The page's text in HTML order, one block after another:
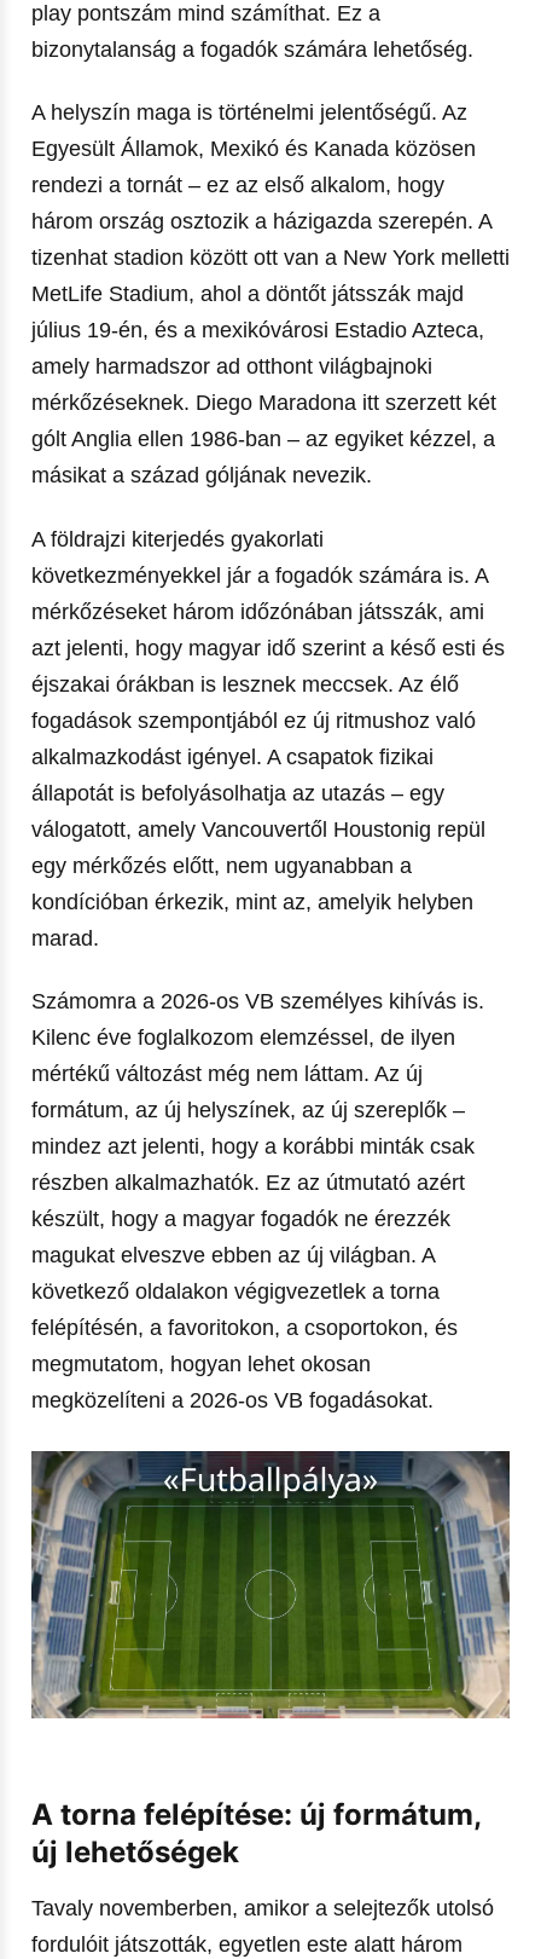
play pontszám mind számíthat. Ez a
bizonytalanság a fogadók számára lehetőség.
A helyszín maga is történelmi jelentőségű. Az
Egyesült Államok, Mexikó és Kanada közösen
rendezi a tornát – ez az első alkalom, hogy
három ország osztozik a házigazda szerepén. A
tizenhat stadion között ott van a New York melletti
MetLife Stadium, ahol a döntőt játsszák majd
július 19-én, és a mexikóvárosi Estadio Azteca,
amely harmadszor ad otthont világbajnoki
mérkőzéseknek. Diego Maradona itt szerzett két
gólt Anglia ellen 1986-ban – az egyiket kézzel, a
másikat a század góljának nevezik.
A földrajzi kiterjedés gyakorlati
következményekkel jár a fogadók számára is. A
mérkőzéseket három időzónában játsszák, ami
azt jelenti, hogy magyar idő szerint a késő esti és
éjszakai órákban is lesznek meccsek. Az élő
fogadások szempontjából ez új ritmushoz való
alkalmazkodást igényel. A csapatok fizikai
állapotát is befolyásolhatja az utazás – egy
válogatott, amely Vancouvertől Houstonig repül
egy mérkőzés előtt, nem ugyanabban a
kondícióban érkezik, mint az, amelyik helyben
marad.
Számomra a 2026-os VB személyes kihívás is.
Kilenc éve foglalkozom elemzéssel, de ilyen
mértékű változást még nem láttam. Az új
formátum, az új helyszínek, az új szereplők –
mindez azt jelenti, hogy a korábbi minták csak
részben alkalmazhatók. Ez az útmutató azért
készült, hogy a magyar fogadók ne érezzék
magukat elveszve ebben az új világban. A
következő oldalakon végigvezetlek a torna
felépítésén, a favoritokon, a csoportokon, és
megmutatom, hogyan lehet okosan
megközelíteni a 2026-os VB fogadásokat.
A torna felépítése: új formátum,
új lehetőségek
Tavaly novemberben, amikor a selejtezők utolsó
fordulóit játszották, egyetlen este alatt három